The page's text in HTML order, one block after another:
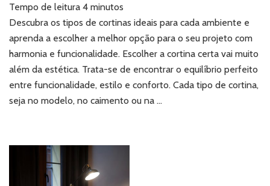
os
diferentes
tipos
cortinas
e
seus
benefícios
Tempo de leitura 4 minutos
Descubra os tipos de cortinas ideais para cada ambiente e
aprenda a escolher a melhor opção para o seu projeto com
harmonia e funcionalidade. Escolher a cortina certa vai muito
além da estética. Trata-se de encontrar o equilíbrio perfeito
entre funcionalidade, estilo e conforto. Cada tipo de cortina,
seja no modelo, no caimento ou na …